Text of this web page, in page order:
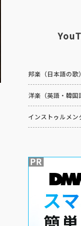
邦楽（日本語の歌）
洋楽（英語・韓国
インストゥルメン